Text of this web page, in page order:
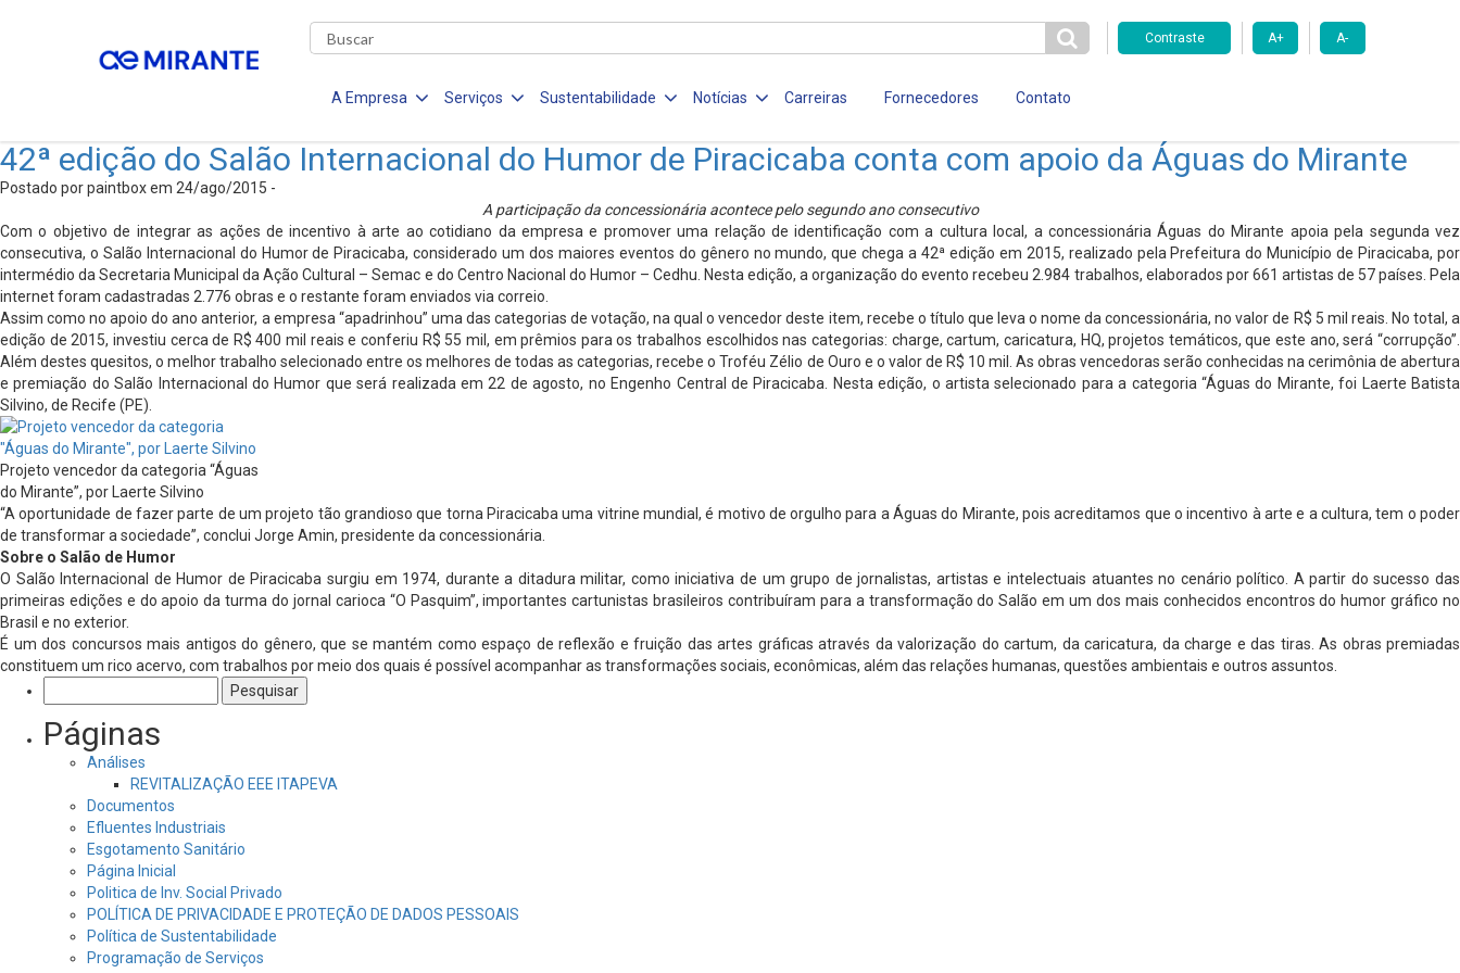
Contraste A+ A-
A Empresa Serviços Sustentabilidade Notícias Carreiras Fornecedores Contato
42ª edição do Salão Internacional do Humor de Piracicaba conta com apoio da Águas do Mirante
Postado por paintbox em 24/ago/2015 -
A participação da concessionária acontece pelo segundo ano consecutivo
Com o objetivo de integrar as ações de incentivo à arte ao cotidiano da empresa e promover uma relação de identificação com a cultura local, a concessionária Águas do Mirante apoia pela segunda vez
consecutiva, o Salão Internacional do Humor de Piracicaba, considerado um dos maiores eventos do gênero no mundo, que chega a 42ª edição em 2015, realizado pela Prefeitura do Município de Piracicaba, por
intermédio da Secretaria Municipal da Ação Cultural – Semac e do Centro Nacional do Humor – Cedhu. Nesta edição, a organização do evento recebeu 2.984 trabalhos, elaborados por 661 artistas de 57 países. Pela
internet foram cadastradas 2.776 obras e o restante foram enviados via correio.
Assim como no apoio do ano anterior, a empresa “apadrinhou” uma das categorias de votação, na qual o vencedor deste item, recebe o título que leva o nome da concessionária, no valor de R$ 5 mil reais. No total, a
edição de 2015, investiu cerca de R$ 400 mil reais e conferiu R$ 55 mil, em prêmios para os trabalhos escolhidos nas categorias: charge, cartum, caricatura, HQ, projetos temáticos, que este ano, será “corrupção”.
Além destes quesitos, o melhor trabalho selecionado entre os melhores de todas as categorias, recebe o Troféu Zélio de Ouro e o valor de R$ 10 mil. As obras vencedoras serão conhecidas na cerimônia de abertura
e premiação do Salão Internacional do Humor que será realizada em 22 de agosto, no Engenho Central de Piracicaba. Nesta edição, o artista selecionado para a categoria “Águas do Mirante, foi Laerte Batista
Silvino, de Recife (PE).
Projeto vencedor da categoria “Águas
do Mirante”, por Laerte Silvino
“A oportunidade de fazer parte de um projeto tão grandioso que torna Piracicaba uma vitrine mundial, é motivo de orgulho para a Águas do Mirante, pois acreditamos que o incentivo à arte e a cultura, tem o poder
de transformar a sociedade”, conclui Jorge Amin, presidente da concessionária.
Sobre o Salão de Humor
O Salão Internacional de Humor de Piracicaba surgiu em 1974, durante a ditadura militar, como iniciativa de um grupo de jornalistas, artistas e intelectuais atuantes no cenário político. A partir do sucesso das
primeiras edições e do apoio da turma do jornal carioca “O Pasquim”, importantes cartunistas brasileiros contribuíram para a transformação do Salão em um dos mais conhecidos encontros do humor gráfico no
Brasil e no exterior.
É um dos concursos mais antigos do gênero, que se mantém como espaço de reflexão e fruição das artes gráficas através da valorização do cartum, da caricatura, da charge e das tiras. As obras premiadas
constituem um rico acervo, com trabalhos por meio dos quais é possível acompanhar as transformações sociais, econômicas, além das relações humanas, questões ambientais e outros assuntos.
por:
Páginas
Análises
REVITALIZAÇÃO EEE ITAPEVA
Documentos
Efluentes Industriais
Esgotamento Sanitário
Página Inicial
Politica de Inv. Social Privado
POLÍTICA DE PRIVACIDADE E PROTEÇÃO DE DADOS PESSOAIS
Política de Sustentabilidade
Programação de Serviços